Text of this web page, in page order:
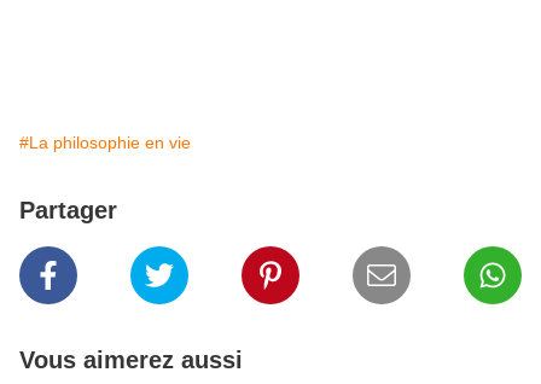
#La philosophie en vie
Partager
Vous aimerez aussi